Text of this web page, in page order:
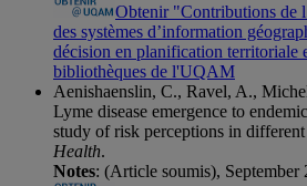
Obtenir "Contributions de
des systèmes d’information
décision en planification territoriale
bibliothèques de l'UQAM
Aenishaenslin, C., Ravel, A.,
Lyme disease emergence to
study of risk perceptions in
Health.
Notes: (Article soumis), September